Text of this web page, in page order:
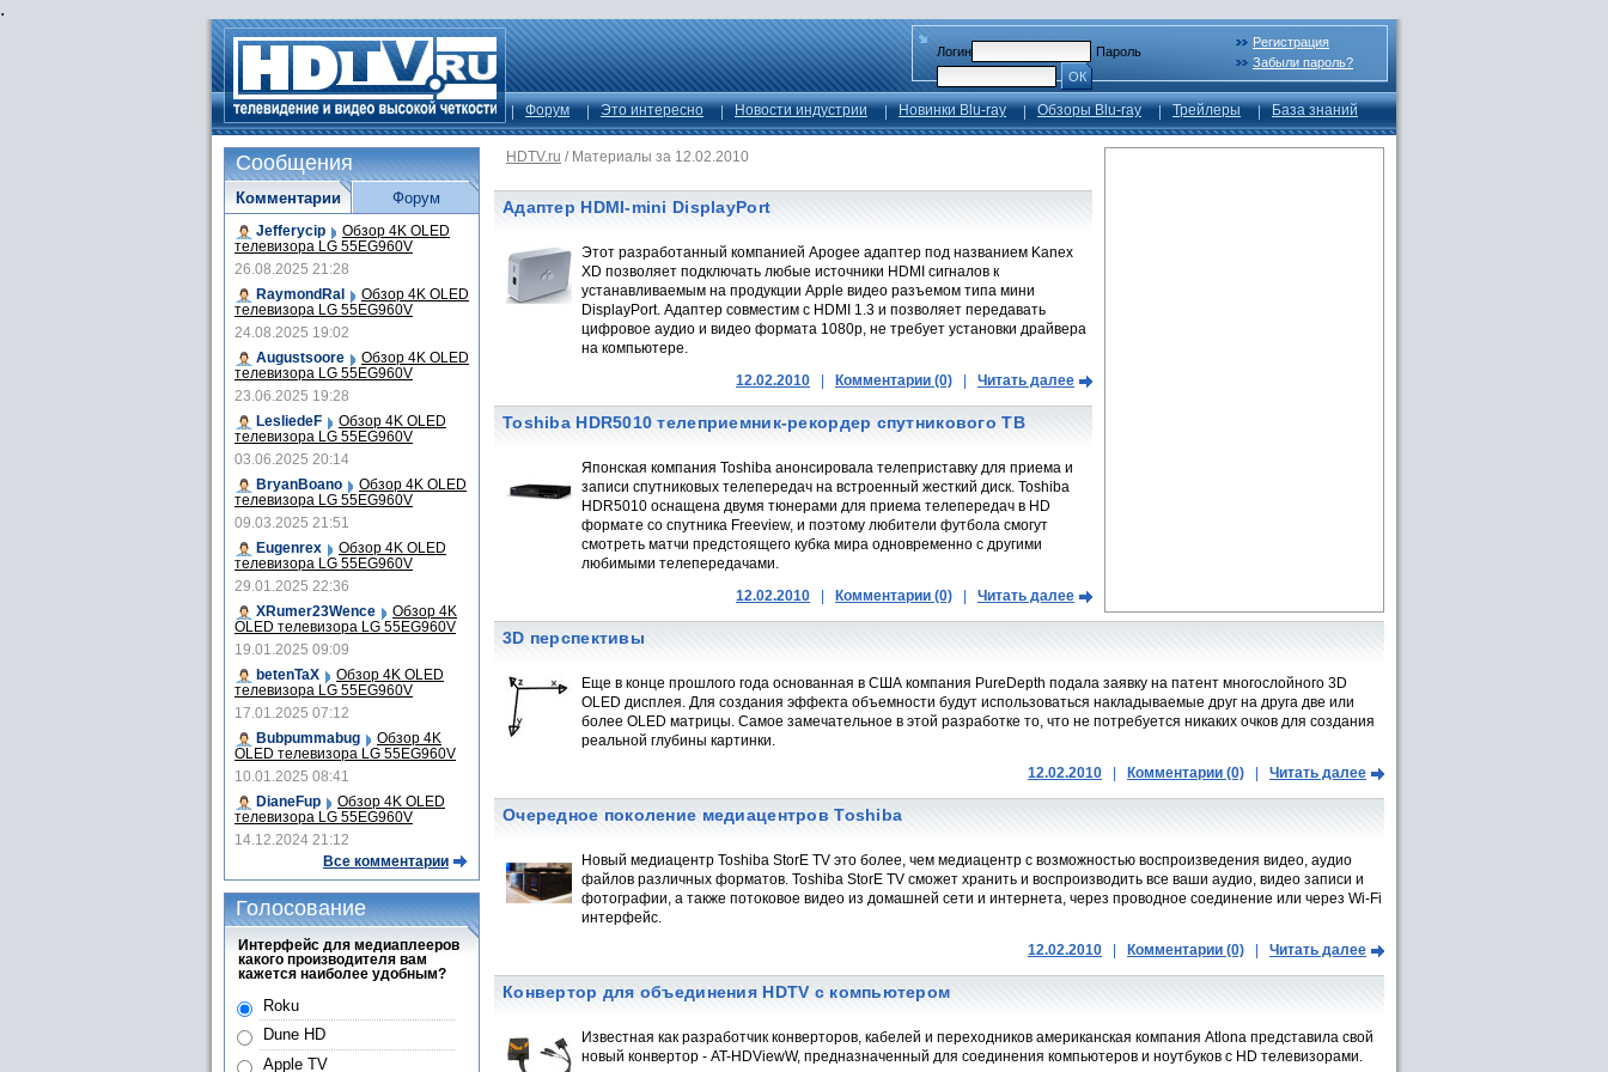
.
Логин
Пароль
ОК
Регистрация
Забыли пароль?
Форум Это интересно Новости индустрии Новинки Blu-ray Обзоры Blu-ray Трейлеры База знаний
HDTV.ru / Материалы за 12.02.2010
Адаптер HDMI-mini DisplayPort
Этот разработанный компанией Apogee адаптер под названием Kanex
XD позволяет подключать любые источники HDMI сигналов к
устанавливаемым на продукции Apple видео разъемом типа мини
DisplayPort. Адаптер совместим с HDMI 1.3 и позволяет передавать
цифровое аудио и видео формата 1080p, не требует установки драйвера
на компьютере.
12.02.2010
Комментарии (0) Читать далее
Toshiba HDR5010 телеприемник-рекордер спутникового ТВ
Японская компания Toshiba анонсировала телеприставку для приема и
записи спутниковых телепередач на встроенный жесткий диск. Toshiba
HDR5010 оснащена двумя тюнерами для приема телепередач в HD
формате со спутника Freeview, и поэтому любители футбола смогут
смотреть матчи предстоящего кубка мира одновременно с другими
любимыми телепередачами.
12.02.2010
Комментарии (0) Читать далее
3D перспективы
Еще в конце прошлого года основанная в США компания PureDepth подала заявку на патент многослойного 3D
OLED дисплея. Для создания эффекта объемности будут использоваться накладываемые друг на друга две или
более OLED матрицы. Самое замечательное в этой разработке то, что не потребуется никаких очков для создания
реальной глубины картинки.
12.02.2010
Комментарии (0) Читать далее
Очередное поколение медиацентров Toshiba
Новый медиацентр Toshiba StorE TV это более, чем медиацентр с возможностью воспроизведения видео, аудио
файлов различных форматов. Toshiba StorE TV сможет хранить и воспроизводить все ваши аудио, видео записи и
фотографии, а также потоковое видео из домашней сети и интернета, через проводное соединение или через Wi-Fi
интерфейс.
12.02.2010
Комментарии (0) Читать далее
Конвертор для объединения HDTV с компьютером
Известная как разработчик конверторов, кабелей и переходников американская компания Atlona представила свой
новый конвертор - AT-HDViewW, предназначенный для соединения компьютеров и ноутбуков с HD телевизорами.
Сообщения
Комментарии
Jefferycip Обзор 4K OLED
телевизора LG 55EG960V
26.08.2025 21:28
RaymondRal
Обзор 4K OLED
телевизора LG 55EG960V
24.08.2025 19:02
Augustsoore
Обзор 4K OLED
телевизора LG 55EG960V
23.06.2025 19:28
LesliedeF
Обзор 4K OLED
телевизора LG 55EG960V
03.06.2025 20:14
BryanBoano
Обзор 4K OLED
телевизора LG 55EG960V
09.03.2025 21:51
Eugenrex
Обзор 4K OLED
телевизора LG 55EG960V
29.01.2025 22:36
XRumer23Wence
Обзор 4K
OLED телевизора LG 55EG960V
19.01.2025 09:09
betenTaX
Обзор 4K OLED
телевизора LG 55EG960V
17.01.2025 07:12
Bubpummabug
Обзор 4K
OLED телевизора LG 55EG960V
10.01.2025 08:41
DianeFup
Обзор 4K OLED
телевизора LG 55EG960V
14.12.2024 21:12
Все комментарии
Форум
Голосование
Интерфейс для медиаплееров
какого производителя вам
кажется наиболее удобным?
Roku
Dune HD
Apple TV